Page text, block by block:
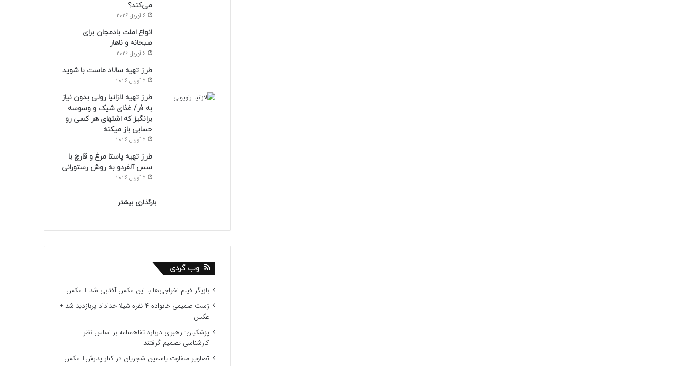
می‌کند؟
6 آوریل 2026
انواع املت بادمجان برای
صبحانه و ناهار
6 آوریل 2026
طرز تهیه سالاد ماست با شوید
5 آوریل 2026
طرز تهیه لازانیا رولی بدون نیاز
به فر/ غذای شیک و وسوسه
برانگیز که اشتهای هر کسی رو
حسابی باز میکنه
5 آوریل 2026
طرز تهیه پاستا مرغ و قارچ با
سس آلفردو به روش رستورانی
5 آوریل 2026
بارگذاری بیشتر
وب گردی
بازیگر فیلم اخراجی‌ها با این عکس آفتابی شد + عکس
ژست صمیمی خانواده ۴ نفره شیلا خداداد پربازدید شد +
عکس
پزشکیان: رهبری درباره تفاهمنامه بر اساس نظر
کارشناسی تصمیم گرفتند
تصاویر متفاوت یاسمین شجریان در کنار پدرش+ عکس